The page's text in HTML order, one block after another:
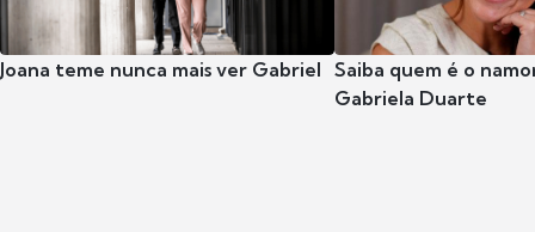
Joana teme nunca mais ver Gabriel Saiba quem é o
Gabriela Duarte